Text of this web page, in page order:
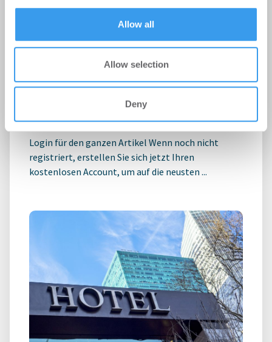
Allow all
Allow selection
Deny
Aengevelt vermittelt Verkauf des
Login für den ganzen Artikel Wenn noch nicht
registriert, erstellen Sie sich jetzt Ihren
kostenlosen Account, um auf die neusten ...